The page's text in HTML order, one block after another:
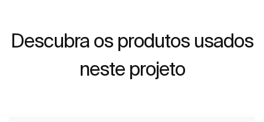
Descubra os produtos usados
neste projeto